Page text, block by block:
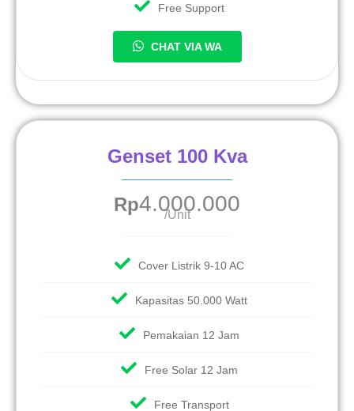
Free Support
CHAT VIA WA
Genset 100 Kva
Rp4.000.000
/Unit
Cover Listrik 9-10 AC
Kapasitas 50.000 Watt
Pemakaian 12 Jam
Free Solar 12 Jam
Free Transport